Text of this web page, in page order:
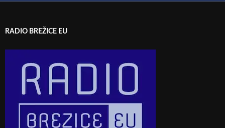
RADIO BREŽICE EU